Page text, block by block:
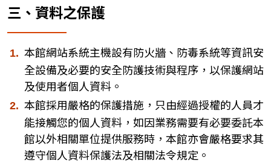
三、資料之保護
本館網站系統主機設有防火牆、防毒系統等資訊安
全設備及必要的安全防護技術與程序，以保護網站
及使用者個人資料。
本館採用嚴格的保護措施，只由經過授權的人員才
能接觸您的個人資料，如因業務需要有必要委託本
館以外相關單位提供服務時，本館亦會嚴格要求其
遵守個人資料保護法及相關法令規定。